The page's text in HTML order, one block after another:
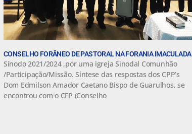
CONSELHO FORÂNEO DE PASTORAL NA FORANIA IMACULADA
Sínodo 2021/2024 ,por uma igreja Sinodal Comunhão
/Participação/Missão. Síntese das respostas dos CPP’s
Dom Edmilson Amador Caetano Bispo de Guarulhos, se
encontrou com o CFP (Conselho